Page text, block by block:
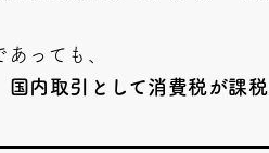
っても、
国内取引として消費税が課税